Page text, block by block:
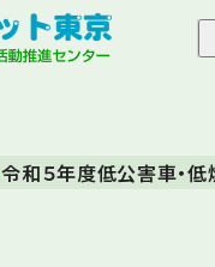
令和５年度低公害車・